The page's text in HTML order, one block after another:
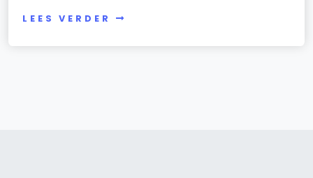
LEES VERDER